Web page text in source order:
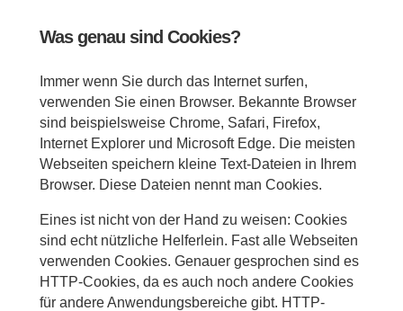
Was genau sind Cookies?
Immer wenn Sie durch das Internet surfen,
verwenden Sie einen Browser. Bekannte Browser
sind beispielsweise Chrome, Safari, Firefox,
Internet Explorer und Microsoft Edge. Die meisten
Webseiten speichern kleine Text-Dateien in Ihrem
Browser. Diese Dateien nennt man Cookies.
Eines ist nicht von der Hand zu weisen: Cookies
sind echt nützliche Helferlein. Fast alle Webseiten
verwenden Cookies. Genauer gesprochen sind es
HTTP-Cookies, da es auch noch andere Cookies
für andere Anwendungsbereiche gibt. HTTP-